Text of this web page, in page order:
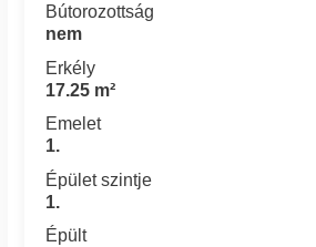
Bútorozottság
nem
Erkély
17.25 m²
Emelet
1.
Épület szintje
1.
Épült